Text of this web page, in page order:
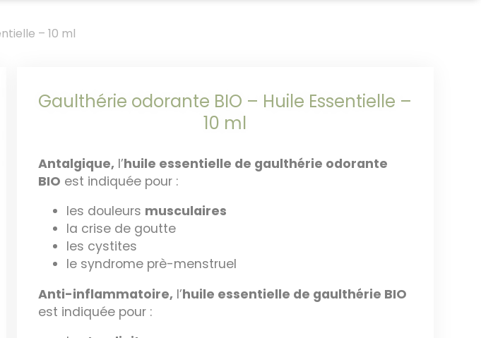
– 10 ml
Gaulthérie odorante BIO – Huile Essentielle –
10 ml
Antalgique, l’huile essentielle de gaulthérie odorante
BIO est indiquée pour :
les douleurs musculaires
la crise de goutte
les cystites
le syndrome prè-menstruel
Anti-inflammatoire, l’huile essentielle de gaulthérie BIO
est indiquée pour :